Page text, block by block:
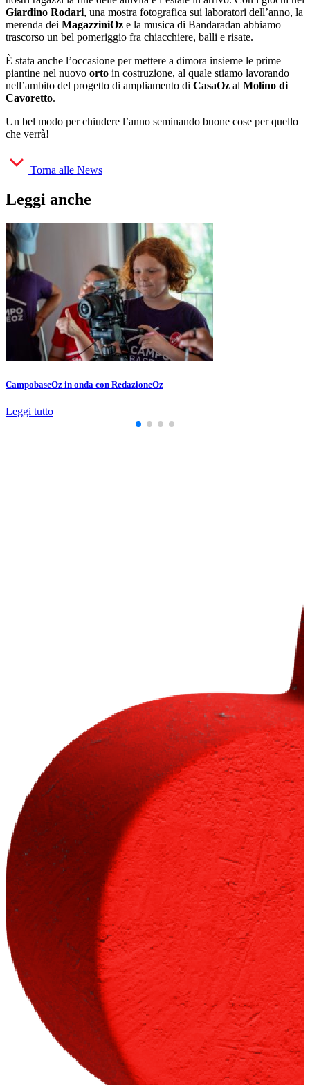
Giardino Rodari, una mostra fotografica sui laboratori dell’anno, la
merenda dei MagazziniOz e la musica di Bandaradan abbiamo
trascorso un bel pomeriggio fra chiacchiere, balli e risate.
È stata anche l’occasione per mettere a dimora insieme le prime
piantine nel nuovo orto in costruzione, al quale stiamo lavorando
nell’ambito del progetto di ampliamento di CasaOz al Molino di
Cavoretto.
Un bel modo per chiudere l’anno seminando buone cose per quello
che verrà!
Torna alle News
Leggi anche
CampobaseOz in onda con RedazioneOz
Leggi tutto